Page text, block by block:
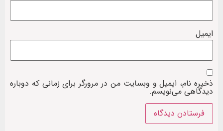
ایمیل
ذخیره نام، ایمیل و وبسایت من در مرورگر برای زمانی که دوباره
دیدگاهی می‌نویسم.